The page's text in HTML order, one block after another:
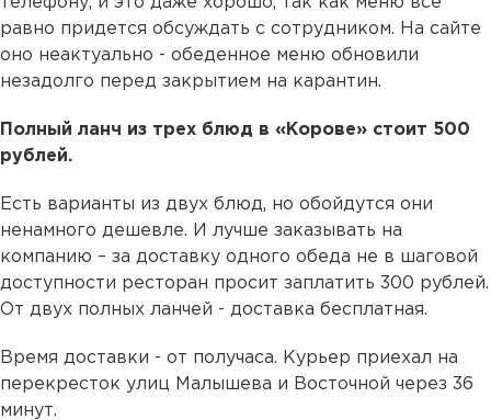
равно придется обсуждать с сотрудником. На сайте
оно неактуально - обеденное меню обновили
незадолго перед закрытием на карантин.
Полный ланч из трех блюд в «Корове» стоит 500
рублей.
Есть варианты из двух блюд, но обойдутся они
ненамного дешевле. И лучше заказывать на
компанию – за доставку одного обеда не в шаговой
доступности ресторан просит заплатить 300 рублей.
От двух полных ланчей - доставка бесплатная.
Время доставки - от получаса. Курьер приехал на
перекресток улиц Малышева и Восточной через 36
минут.